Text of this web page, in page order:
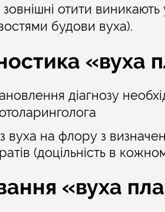
отити
будови вуха).
«вуха
діагнозу
вуха на флору з
(доцільність в
«вуха